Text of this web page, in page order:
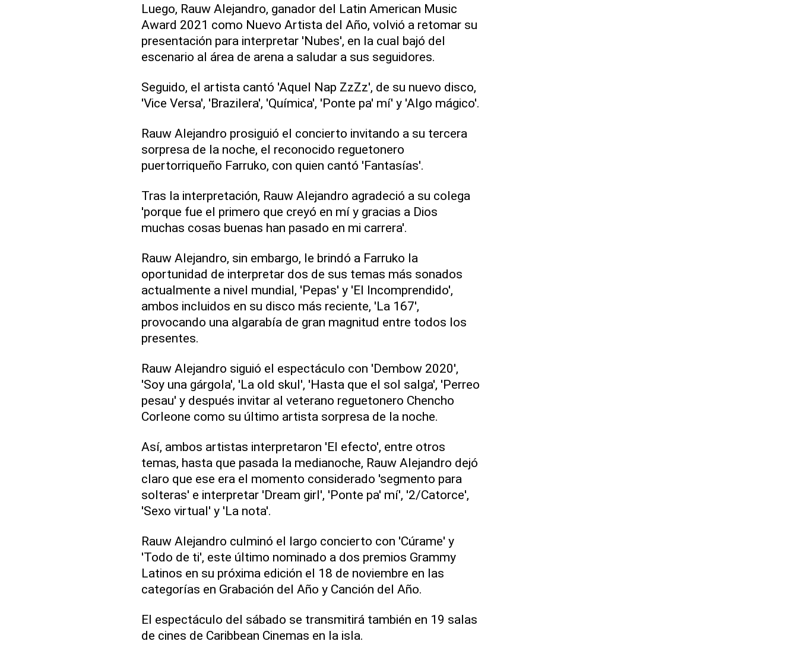
Luego, Rauw Alejandro, ganador del Latin American Music
Award 2021 como Nuevo Artista del Año, volvió a retomar su
presentación para interpretar 'Nubes', en la cual bajó del
escenario al área de arena a saludar a sus seguidores.
Seguido, el artista cantó 'Aquel Nap ZzZz', de su nuevo disco,
'Vice Versa', 'Brazilera', 'Química', 'Ponte pa' mí' y 'Algo mágico'.
Rauw Alejandro prosiguió el concierto invitando a su tercera
sorpresa de la noche, el reconocido reguetonero
puertorriqueño Farruko, con quien cantó 'Fantasías'.
Tras la interpretación, Rauw Alejandro agradeció a su colega
'porque fue el primero que creyó en mí y gracias a Dios
muchas cosas buenas han pasado en mi carrera'.
Rauw Alejandro, sin embargo, le brindó a Farruko la
oportunidad de interpretar dos de sus temas más sonados
actualmente a nivel mundial, 'Pepas' y 'El Incomprendido',
ambos incluidos en su disco más reciente, 'La 167',
provocando una algarabía de gran magnitud entre todos los
presentes.
Rauw Alejandro siguió el espectáculo con 'Dembow 2020',
'Soy una gárgola', 'La old skul', 'Hasta que el sol salga', 'Perreo
pesau' y después invitar al veterano reguetonero Chencho
Corleone como su último artista sorpresa de la noche.
Así, ambos artistas interpretaron 'El efecto', entre otros
temas, hasta que pasada la medianoche, Rauw Alejandro dejó
claro que ese era el momento considerado 'segmento para
solteras' e interpretar 'Dream girl', 'Ponte pa' mí', '2/Catorce',
'Sexo virtual' y 'La nota'.
Rauw Alejandro culminó el largo concierto con 'Cúrame' y
'Todo de ti', este último nominado a dos premios Grammy
Latinos en su próxima edición el 18 de noviembre en las
categorías en Grabación del Año y Canción del Año.
El espectáculo del sábado se transmitirá también en 19 salas
de cines de Caribbean Cinemas en la isla.